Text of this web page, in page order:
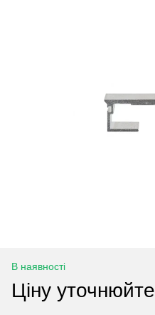
В наявності
Ціну уточнюйте